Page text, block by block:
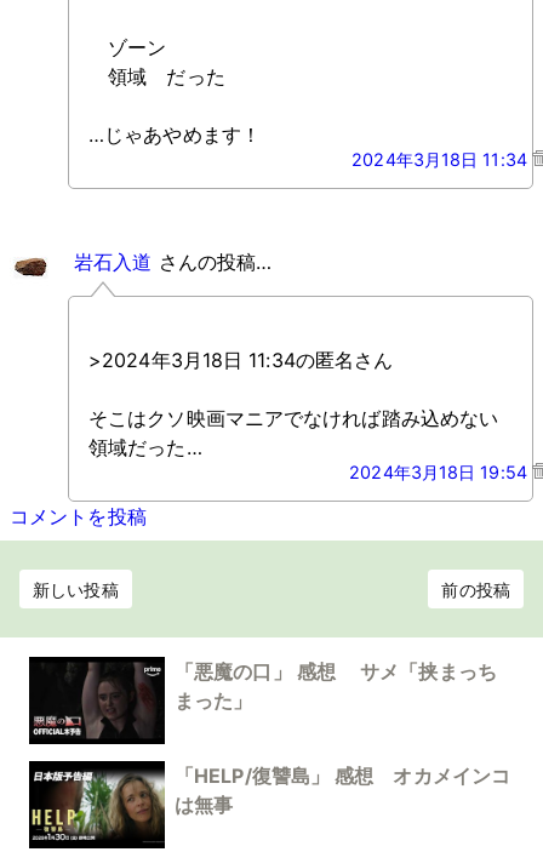
ゾーン
領域 だった
…じゃあやめます！
2024年3月18日 11:34
岩石入道 さんの投稿…
>2024年3月18日 11:34の匿名さん
そこはクソ映画マニアでなければ踏み込めない
領域だった…
2024年3月18日 19:54
コメントを投稿
新しい投稿 前の投稿
「悪魔の口」 感想 サメ「挟まっち
まった」
「HELP/復讐島」 感想 オカメインコ
は無事